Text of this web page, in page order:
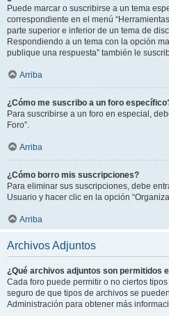
Puede marcar o suscribirse a un tema
correspondiente en el menú
parte superior e inferior de un tema de
Respondiendo a un tema con la opción
publique una respuesta” también le
Arriba
¿Cómo me suscribo a un foro
Para suscribirse a un foro en especial,
Foro”.
Arriba
¿Cómo borro mis suscripciones?
Para eliminar sus suscripciones, debe
Usuario y hacer clic en la opción
Arriba
Archivos Adjuntos
¿Qué archivos adjuntos son permitidos
Cada foro puede permitir o no ciertos
seguro de que tipos de archivos se
Administración para obtener más